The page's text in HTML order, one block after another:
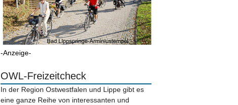
-Anzeige-
OWL-Freizeitcheck
In der Region Ostwestfalen und Lippe gibt es
eine ganze Reihe von interessanten und